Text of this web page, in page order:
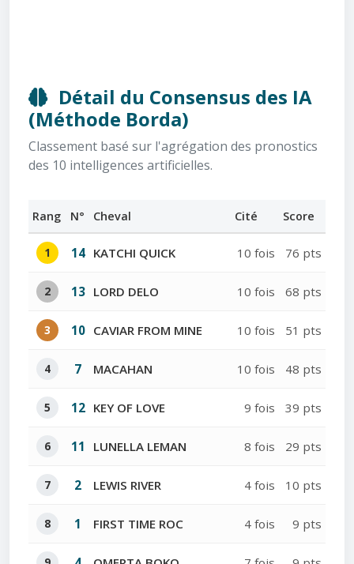
Détail du Consensus des IA
(Méthode Borda)
Classement basé sur l'agrégation des pronostics
des 10 intelligences artificielles.
Rang N° Cheval Cité Score
1 14 KATCHI QUICK 10 fois 76 pts
2 13 LORD DELO 10 fois 68 pts
3 10 CAVIAR FROM MINE 10 fois 51 pts
4 7 MACAHAN 10 fois 48 pts
5 12 KEY OF LOVE 9 fois 39 pts
6 11 LUNELLA LEMAN 8 fois 29 pts
7 2 LEWIS RIVER 4 fois 10 pts
8 1 FIRST TIME ROC 4 fois 9 pts